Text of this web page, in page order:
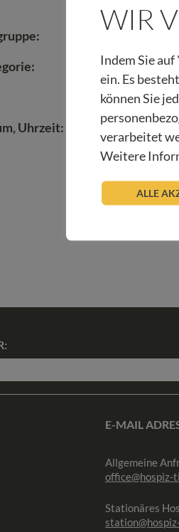
Uhrzeit:
E-MAIL
Allgemeine
office@hospiz-
Stationäres
WIR
Indem Sie
ein. Es
können Sie
verarbeitet
Weitere
ALLE